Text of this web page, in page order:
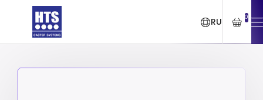
RU 0